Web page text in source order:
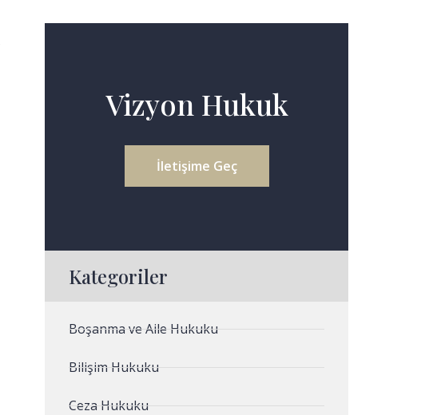
Vizyon Hukuk
İletişime Geç
Kategoriler
Boşanma ve Aile Hukuku
Bilişim Hukuku
Ceza Hukuku